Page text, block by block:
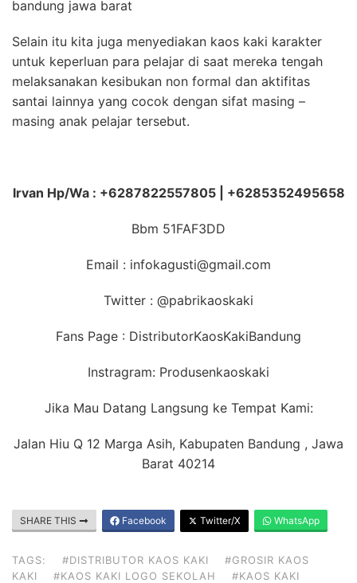
bandung jawa barat
Selain itu kita juga menyediakan kaos kaki karakter
untuk keperluan para pelajar di saat mereka tengah
melaksanakan kesibukan non formal dan aktifitas
santai lainnya yang cocok dengan sifat masing –
masing anak pelajar tersebut.
Irvan Hp/Wa : +6287822557805 | +6285352495658
Bbm 51FAF3DD
Email : infokagusti@gmail.com
Twitter : @pabrikaoskaki
Fans Page : DistributorKaosKakiBandung
Instragram: Produsenkaoskaki
Jika Mau Datang Langsung ke Tempat Kami:
Jalan Hiu Q 12 Marga Asih, Kabupaten Bandung , Jawa
Barat 40214
SHARE THIS Facebook Twitter/X WhatsApp
TAGS: #DISTRIBUTOR KAOS KAKI
#GROSIR KAOS
KAKI
#KAOS KAKI LOGO SEKOLAH
#KAOS KAKI